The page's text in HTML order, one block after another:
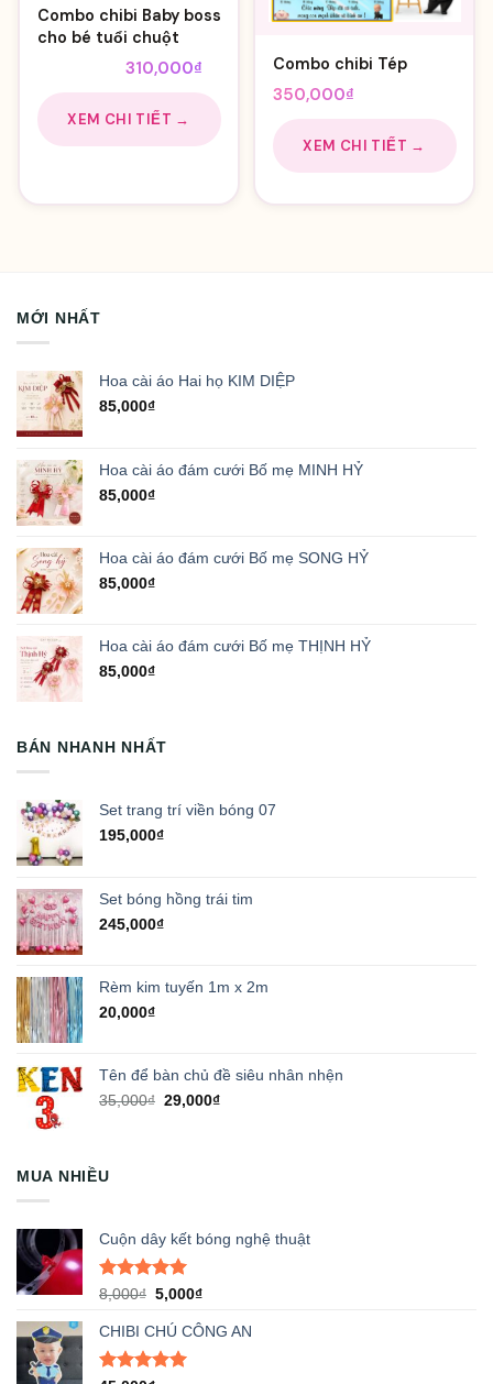
Combo chibi Baby boss
cho bé tuổi chuột
Giá
gốc
là:
345,000₫.
310,000₫
hiện
là:
310,000₫.
XEM CHI TIẾT →
Combo chibi Tép
350,000₫
XEM CHI TIẾT →
MỚI NHẤT
Hoa cài áo Hai họ KIM DIỆP
85,000₫
Hoa cài áo đám cưới Bố mẹ MINH HỶ
85,000₫
Hoa cài áo đám cưới Bố mẹ SONG HỶ
85,000₫
Hoa cài áo đám cưới Bố mẹ THỊNH HỶ
85,000₫
BÁN NHANH NHẤT
Set trang trí viền bóng 07
195,000₫
Set bóng hồng trái tim
245,000₫
Rèm kim tuyến 1m x 2m
20,000₫
Tên để bàn chủ đề siêu nhân nhện
35,000₫ Giá
29,000₫Giá
MUA NHIỀU
Cuộn dây kết bóng nghệ thuật
Được xếp
5 sao
8,000₫ Giá
là:
8,000₫.
5,000₫Giá
tại
CHIBI CHÚ CÔNG AN